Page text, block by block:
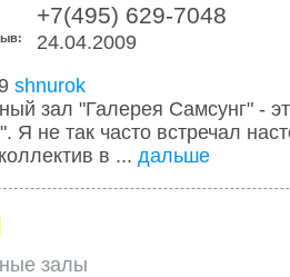
+7(495) 629-7048
24.04.2009
shnurok
зал "Галерея Самсунг" -
Я не так часто встречал
в ... дальше
залы